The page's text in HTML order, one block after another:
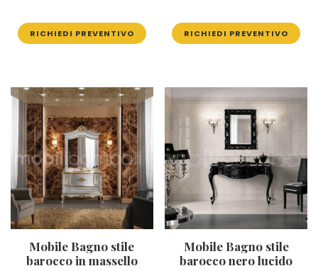
RICHIEDI PREVENTIVO RICHIEDI PREVENTIVO
Mobile Bagno stile
barocco in massello
Mobile Bagno stile
barocco nero lucido